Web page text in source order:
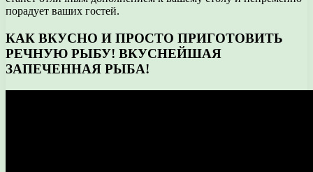
порадует ваших гостей.
КАК ВКУСНО И ПРОСТО ПРИГОТОВИТЬ
РЕЧНУЮ РЫБУ! ВКУСНЕЙШАЯ
ЗАПЕЧЕННАЯ РЫБА!